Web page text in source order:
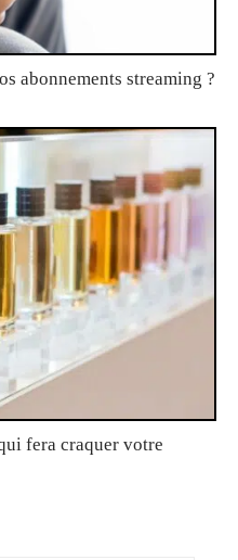
abonnements streaming ?
fera craquer votre